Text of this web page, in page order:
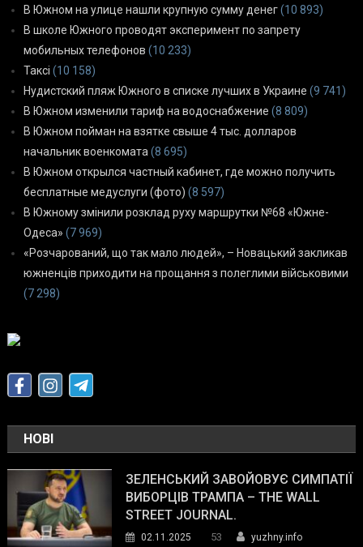
В Южном на улице нашли крупную сумму денег(10 893)
В школе Южного проводят эксперимент по запрету
мобильных телефонов (10 233)
Таксі (10 158)
Нудистский пляж Южного в списке лучших в Украине (9 741)
В Южном изменили тариф на водоснабжение (8 809)
В Южном пойман на взятке свыше 4 тыс. долларов
начальник военкомата(8 695)
В Южном открылся частный кабинет, где можно получить
бесплатные медуслуги (фото) (8 597)
В Южному змінили розклад руху маршрутки №68 «Южне-
Одеса» (7 969)
«Розчарований, що так мало людей», – Новацький закликав
южненців приходити на прощання з полеглими військовими
(7 298)
НОВІ
ЗЕЛЕНСЬКИЙ ЗАВОЙОВУЄ СИМПАТІЇ
ВИБОРЦІВ ТРАМПА – THE WALL
STREET JOURNAL.
02.11.2025 53
yuzhny.info